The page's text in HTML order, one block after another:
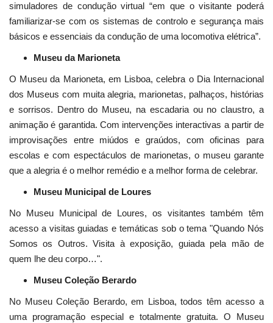
simuladores de condução virtual “em que o visitante poderá
familiarizar-se com os sistemas de controlo e segurança mais
básicos e essenciais da condução de uma locomotiva elétrica”.
Museu da Marioneta
O Museu da Marioneta, em Lisboa, celebra o Dia Internacional
dos Museus com muita alegria, marionetas, palhaços, histórias
e sorrisos. Dentro do Museu, na escadaria ou no claustro, a
animação é garantida. Com intervenções interactivas a partir de
improvisações entre miúdos e graúdos, com oficinas para
escolas e com espectáculos de marionetas, o museu garante
que a alegria é o melhor remédio e a melhor forma de celebrar.
Museu Municipal de Loures
No Museu Municipal de Loures, os visitantes também têm
acesso a visitas guiadas e temáticas sob o tema "Quando Nós
Somos os Outros. Visita à exposição, guiada pela mão de
quem lhe deu corpo…".
Museu Coleção Berardo
No Museu Coleção Berardo, em Lisboa, todos têm acesso a
uma programação especial e totalmente gratuita. O Museu